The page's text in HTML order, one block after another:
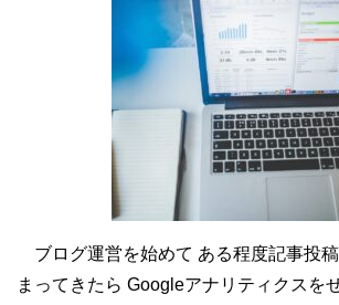
ブログ運営を始めて ある程度記事投
まってきたら Googleアナリティクスを